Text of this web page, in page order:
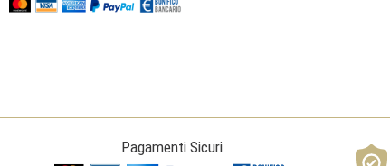
Pagamenti Sicuri